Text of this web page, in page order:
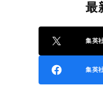
最
集英
集英